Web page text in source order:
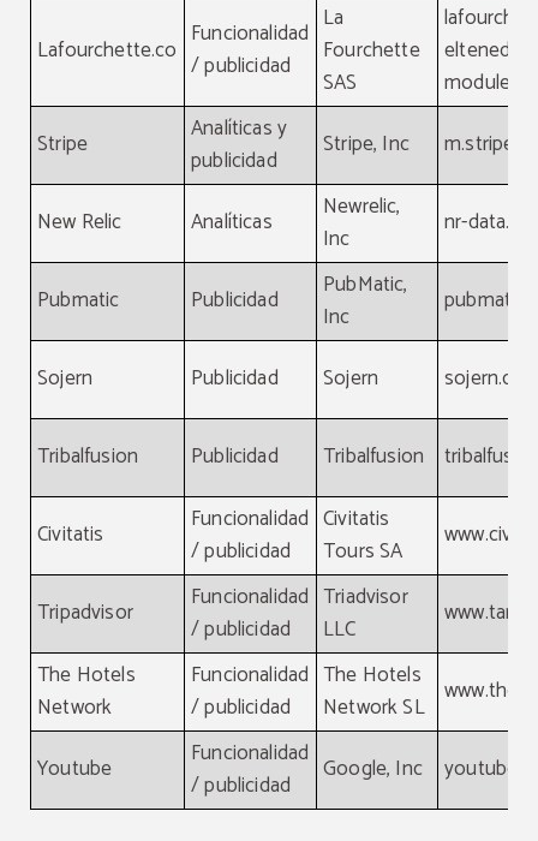
Lafourchette.co Funcionalidad
/ publicidad
La
Fourchette
SAS
Stripe
Analíticas y
publicidad
Stripe, Inc
New Relic Analíticas
Newrelic,
Inc
nr-data.net
Pubmatic Publicidad
PubMatic,
Inc
Sojern Publicidad Sojern
Tribalfusion Publicidad Tribalfusion
Civitatis
Funcionalidad
/ publicidad
Civitatis
Tours SA
Tripadvisor
Funcionalidad
/ publicidad
Triadvisor
LLC
The Hotels
Network
Funcionalidad
/ publicidad
The Hotels
Network SL
Youtube
Funcionalidad
/ publicidad
Google, Inc